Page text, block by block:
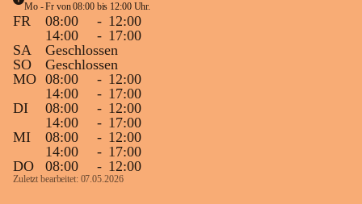
Mo - Fr von 08:00 bis 12:00 Uhr.
FR 08:00 - 12:00
14:00
- 17:00
SA
Geschlossen
SO
Geschlossen
MO 08:00 - 12:00
14:00
- 17:00
DI
08:00 - 12:00
14:00
- 17:00
MI
08:00 - 12:00
14:00
- 17:00
DO
08:00 - 12:00
Zuletzt bearbeitet: 07.05.2026